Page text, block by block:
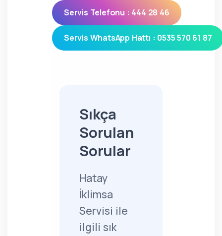
Servis Telefonu : 444 28 46
Servis WhatsApp Hattı : 0535 570 61 87
Sıkça
Sorulan
Sorular
Hatay
İklimsa
Servisi ile
ilgili sık